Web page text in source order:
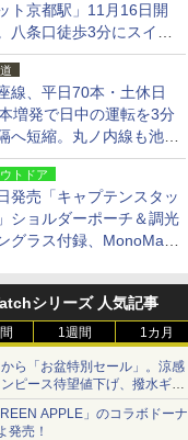
ト京都駅」11月16日開
八条口徒歩3分にスイー
む全270室、ダイニング
設
線、平日70本・土休日
増発で日中の運転を3分
へ短縮。丸ノ内線も池袋
野坂上を4分間隔に
トドア
発売「キャプテンスタッ
ショルダーポーチ＆調光
グラス付録、MonoMax
シリーズ 人気記事
1週間 1カ月
ら「お盆特別セール」。涼感
ピース待望値下げ、撥水ギア
円に
APPLE」のコラボドーナ
発売！